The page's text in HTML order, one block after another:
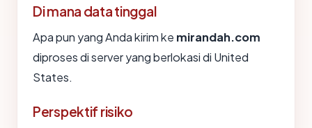
Di mana data tinggal
Apa pun yang Anda kirim ke mirandah.com
diproses di server yang berlokasi di United
States.
Perspektif risiko